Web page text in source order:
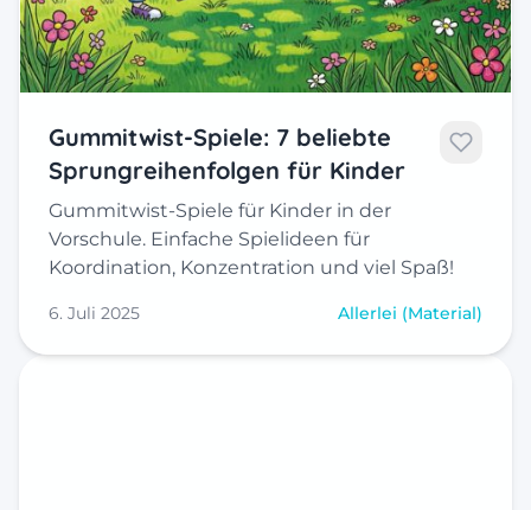
Gummitwist-Spiele: 7 beliebte
Sprungreihenfolgen für Kinder
Gummitwist-Spiele für Kinder in der
Vorschule. Einfache Spielideen für
Koordination, Konzentration und viel Spaß!
6. Juli 2025 Allerlei (Material)